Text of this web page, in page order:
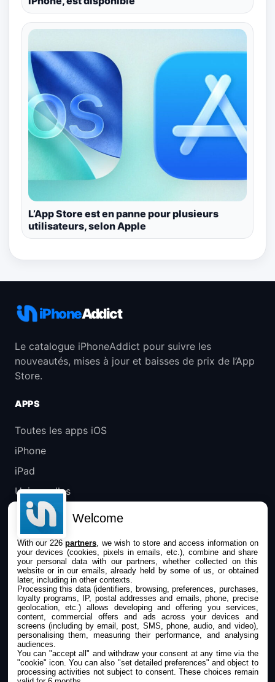
L’App Store est en panne pour plusieurs
utilisateurs, selon Apple
iPhoneAddict
Le catalogue iPhoneAddict pour suivre les
nouveautés, mises à jour et baisses de prix de l’App
Store.
APPS
Toutes les apps iOS
iPhone
iPad
Universelles
Mac
Apple TV
IPHONEADDICT
Actualité Apple
Archives keynotes
Contact
À propos
KultureGeek
Welcome
With our 226partners , we wish to store and access information on
your devices (cookies, pixels in emails, etc.), combine and share
your personal data with our partners, whether collected on this
website or in our emails, already held by some of us, or obtained
later, including in other contexts.
Processing this data (identifiers, browsing, preferences, purchases,
loyalty programs, IP, postal addresses and emails, phone, precise
geolocation, etc.) allows developing and offering you services,
content, commercial offers and ads across your devices and
screens (including by email, post, SMS, phone, audio, and video),
personalising them, measuring their performance, and analysing
audiences.
You can "accept all" and withdraw your consent at any time via the
"cookie" icon. You can also "set detailed preferences" and object to
processing activities not subject to consent. These choices remain